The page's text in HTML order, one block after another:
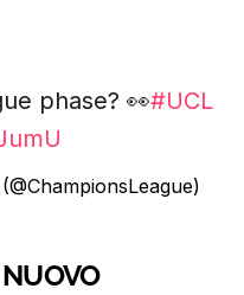
phase? 👀#UCL